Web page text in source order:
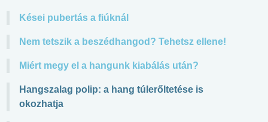
Kései pubertás a fiúknál
Nem tetszik a beszédhangod? Tehetsz ellene!
Miért megy el a hangunk kiabálás után?
Hangszalag polip: a hang túlerőltetése is
okozhatja